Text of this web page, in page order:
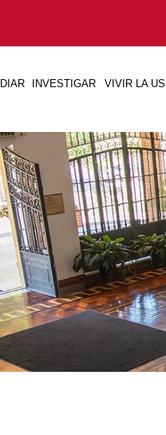
INVESTIGAR VIVIR LA US